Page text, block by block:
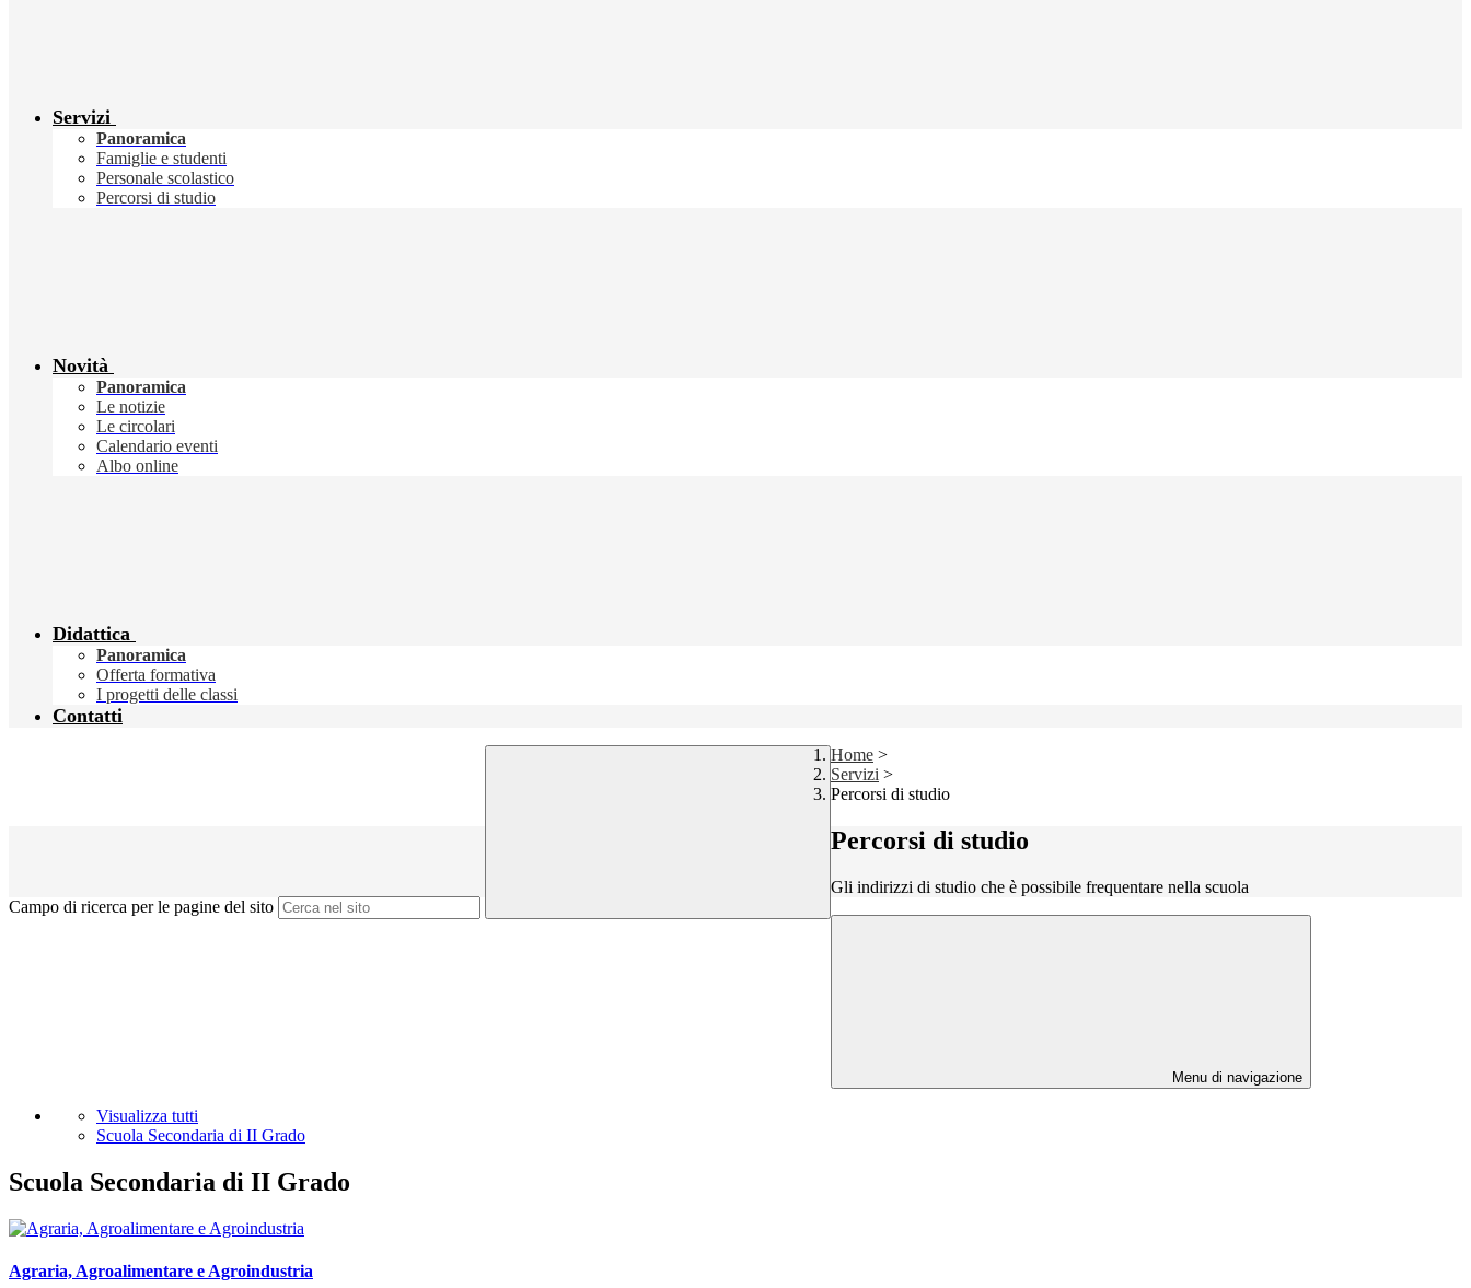
Servizi
Panoramica
Famiglie e studenti
Personale scolastico
Percorsi di studio
Novità
Panoramica
Le notizie
Le circolari
Calendario eventi
Albo online
Didattica
Panoramica
Offerta formativa
I progetti delle classi
Contatti
Campo di ricerca per le pagine del sito
Home >
Servizi >
Percorsi di studio
Percorsi di studio
Gli indirizzi di studio che è possibile frequentare nella scuola
Menu di navigazione
Visualizza tutti
Scuola Secondaria di II Grado
Scuola Secondaria di II Grado
Agraria, Agroalimentare e Agroindustria